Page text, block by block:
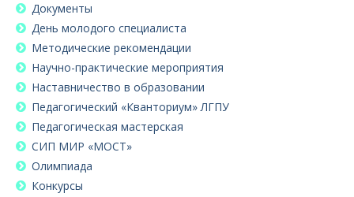
Документы
День молодого специалиста
Методические рекомендации
Научно-практические мероприятия
Наставничество в образовании
Педагогический «Кванториум» ЛГПУ
Педагогическая мастерская
СИП МИР «МОСТ»
Олимпиада
Конкурсы